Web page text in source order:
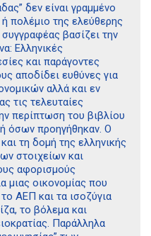
δεν είναι γραμμένο
ή πολέμιο της ελεύθερης
βασίζει την
Ελληνικές
και παράγοντες
αποδίδει ευθύνες για
αλλά και εν
τις τελευταίες
περίπτωση του βιβλίου
όσων προηγήθηκαν. Ο
τη δομή της ελληνικής
στοιχείων και
αφορισμούς
μιας οικονομίας που
ΑΕΠ και τα ισοζύγια
το βόλεμα και
Παράλληλα